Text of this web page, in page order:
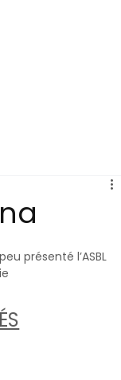
présenté l’ASBL